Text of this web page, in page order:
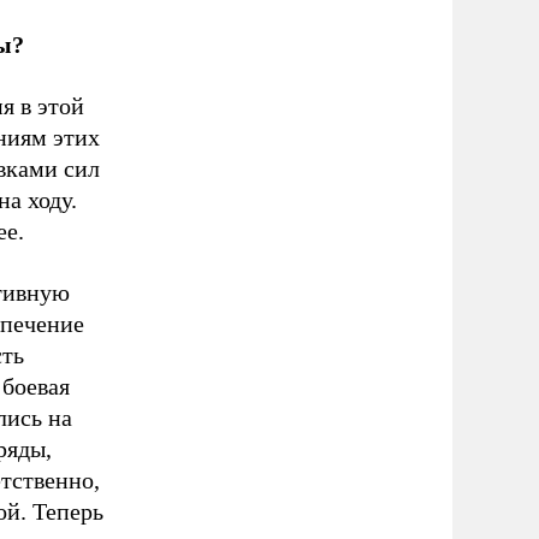
в этой
этих
сил
ходу.
на
Теперь